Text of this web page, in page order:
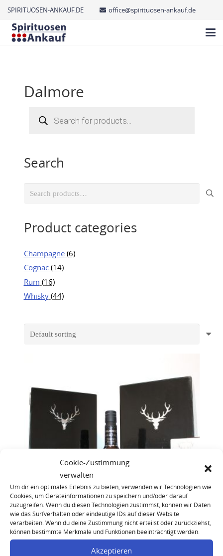
Cookie-Zustimmung
verwalten
Um dir ein optimales Erlebnis zu bieten, verwenden wir Technologien wie
Cookies, um Geräteinformationen zu speichern und/oder darauf
zuzugreifen. Wenn du diesen Technologien zustimmst, können wir Daten
wie das Surfverhalten oder eindeutige IDs auf dieser Website
verarbeiten. Wenn du deine Zustimmung nicht erteilst oder zurückziehst,
können bestimmte Merkmale und Funktionen beeinträchtigt werden.
Akzeptieren
SPIRITUOSEN-ANKAUF.DE office@spirituosen-ankauf.de
Dalmore
search
Search
Search
Product categories
Champagne (6)
Cognac (14)
Rum (16)
Whisky (44)
Dalmore 1966 40 Year Old Astrum Whisky